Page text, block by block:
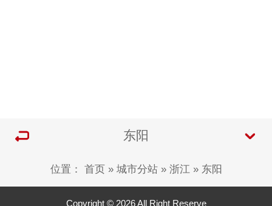
东阳
位置： 首页 » 城市分站» 浙江» 东阳
Copyright © 2026 All Right Reserve